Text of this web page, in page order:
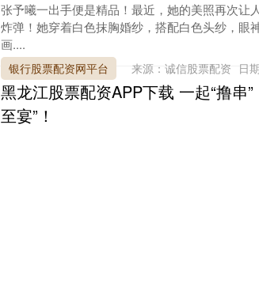
张予曦一出手便是精品！最近，她的美照再次让
炸弹！她穿着白色抹胸婚纱，搭配白色头纱，眼
画....
银行股票配资网平台 来源：诚信股票配资 日
黑龙江股票配资APP下载 一起“撸串
至宴”！